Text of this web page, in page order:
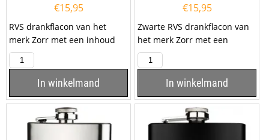
€15,95
RVS drankflacon van het
merk Zorr met een inhoud
van 6oz, ofwel 180ml, met de
tekst ''Best...
In winkelmand
€15,95
Zwarte RVS drankflacon van
het merk Zorr met een
inhoud van 6oz, ofwel 180ml,
met de tekst...
In winkelmand